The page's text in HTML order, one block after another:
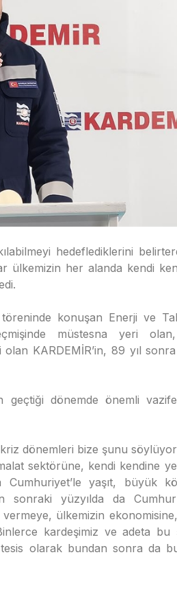
hedeflediklerini
ülkemizin her alanda kendi
konuşan ⁠Enerji ve
müstesna yeri olan,
KARDEMİR’in, 89 yıl
geçtiği dönemde önemli
dönemleri bize şunu
sektörüne, kendi kendine
yaşıt, büyük
yüzyılda da
vermeye, ülkemizin
kardeşimiz ve adeta bu
olarak bundan sonra da